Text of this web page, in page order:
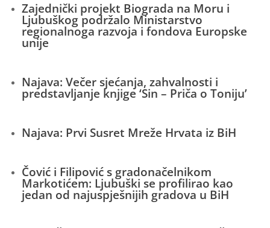
Zajednički projekt Biograda na Moru i
Ljubuškog podržalo Ministarstvo
regionalnoga razvoja i fondova Europske
unije
Najava: Večer sjećanja, zahvalnosti i
predstavljanje knjige ‘Sin – Priča o Toniju’
Najava: Prvi Susret Mreže Hrvata iz BiH
Čović i Filipović s gradonačelnikom
Markotićem: Ljubuški se profilirao kao
jedan od najuspješnijih gradova u BiH